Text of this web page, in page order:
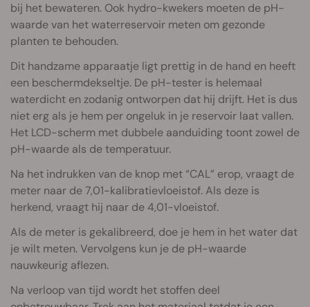
bij het bewateren. Ook hydro-kwekers moeten de pH-
waarde van het waterreservoir meten om gezonde
planten te behouden.
Dit handzame apparaatje ligt prettig in de hand en heeft
een beschermdekseltje. De pH-tester is helemaal
waterdicht en zodanig ontworpen dat hij drijft. Het is dus
niet erg als je hem per ongeluk in je reservoir laat vallen.
Het LCD-scherm met dubbele aanduiding toont zowel de
pH-waarde als de temperatuur.
Na het indrukken van de knop met “CAL” erop, vraagt de
meter naar de 7,01-kalibratievloeistof. Als deze is
herkend, vraagt hij naar de 4,01-vloeistof.
Als de meter is gekalibreerd, doe je hem in het water dat
je wilt meten. Vervolgens kun je de pH-waarde
nauwkeurig aflezen.
Na verloop van tijd wordt het stoffen deel